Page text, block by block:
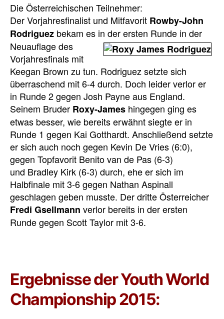
Die Österreichischen Teilnehmer:
Der Vorjahresfinalist und Mitfavorit Rowby-John
Rodriguez bekam es in der ersten Runde in der
Neuauflage des
Vorjahresfinals mit
Keegan Brown zu tun. Rodriguez setzte sich
überraschend mit 6-4 durch. Doch leider verlor er
in Runde 2 gegen Josh Payne aus England.
Seinem Bruder Roxy-James hingegen ging es
etwas besser, wie bereits erwähnt siegte er in
Runde 1 gegen Kai Gotthardt. Anschließend setzte
er sich auch noch gegen Kevin De Vries (6:0),
gegen Topfavorit Benito van de Pas (6-3)
und Bradley Kirk (6-3) durch, ehe er sich im
Halbfinale mit 3-6 gegen Nathan Aspinall
geschlagen geben musste. Der dritte Österreicher
Fredi Gsellmann verlor bereits in der ersten
Runde gegen Scott Taylor mit 3-6.
Ergebnisse der Youth World
Championship 2015: